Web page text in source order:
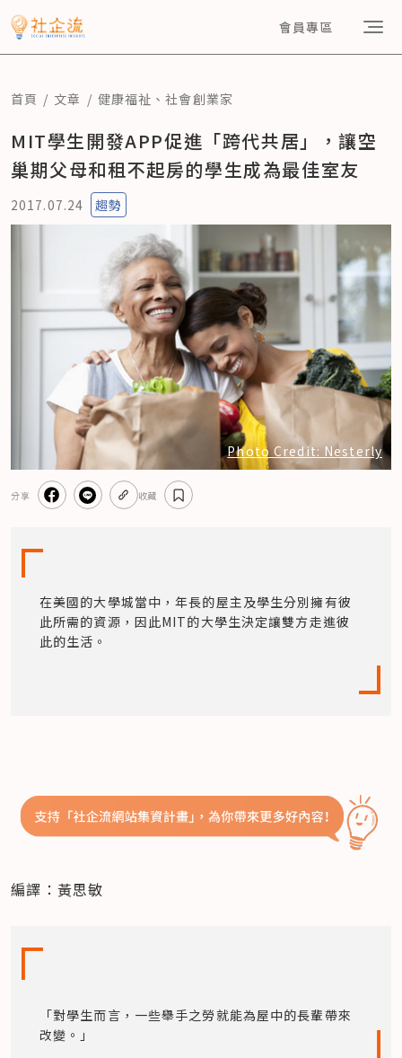
會員專區
首頁 文章 健康福祉 、社會創業家
MIT學生開發APP促進「跨代共居」，讓空
巢期父母和租不起房的學生成為最佳室友
2017.07.24 趨勢
Photo Credit: Nesterly
分享 收藏
在美國的大學城當中，年長的屋主及學生分別擁有彼
此所需的資源，因此MIT的大學生決定讓雙方走進彼
此的生活。
編譯：黃思敏
「對學生而言，一些舉手之勞就能為屋中的長輩帶來
改變。」